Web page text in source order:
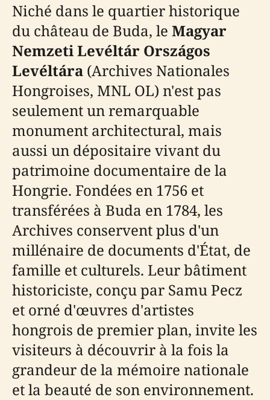
Niché dans le quartier historique
du château de Buda, le Magyar
Nemzeti Levéltár Országos
Levéltára (Archives Nationales
Hongroises, MNL OL) n'est pas
seulement un remarquable
monument architectural, mais
aussi un dépositaire vivant du
patrimoine documentaire de la
Hongrie. Fondées en 1756 et
transférées à Buda en 1784, les
Archives conservent plus d'un
millénaire de documents d'État, de
famille et culturels. Leur bâtiment
historiciste, conçu par Samu Pecz
et orné d'œuvres d'artistes
hongrois de premier plan, invite les
visiteurs à découvrir à la fois la
grandeur de la mémoire nationale
et la beauté de son environnement.